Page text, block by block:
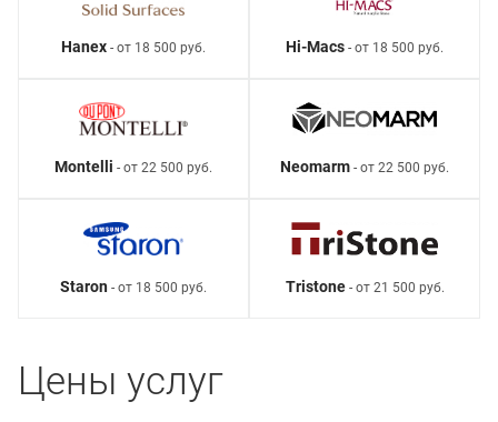
Hanex - от 18 500 руб. Hi-Macs - от 18 500 руб.
Montelli - от 22 500 руб. Neomarm - от 22 500 руб.
Staron - от 18 500 руб. Tristone- от 21 500 руб.
Цены услуг